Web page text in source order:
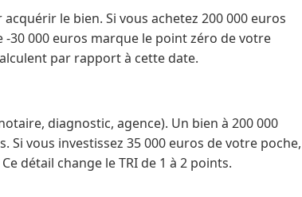
le bien. Si vous achetez 200 000 euros
30 000 euros marque le point zéro de votre
par rapport à cette date.
diagnostic, agence). Un bien à 200 000
Si vous investissez 35 000 euros de votre poche,
détail change le TRI de 1 à 2 points.